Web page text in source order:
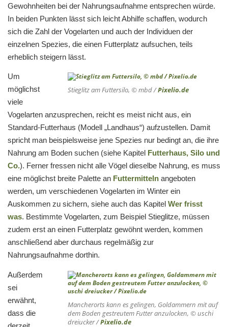
Gewohnheiten bei der Nahrungsaufnahme entsprechen würde.
In beiden Punkten lässt sich leicht Abhilfe schaffen, wodurch
sich die Zahl der Vogelarten und auch der Individuen der
einzelnen Spezies, die einen Futterplatz aufsuchen, teils
erheblich steigern lässt.
Stieglitz am Futtersilo, © mbd /Pixelio.de
Um
möglichst
viele
Vogelarten anzusprechen, reicht es meist nicht aus, ein
Standard-Futterhaus (Modell „Landhaus“) aufzustellen. Damit
spricht man beispielsweise jene Spezies nur bedingt an, die ihre
Nahrung am Boden suchen (siehe Kapitel Futterhaus, Silo und
Co.). Ferner fressen nicht alle Vögel dieselbe Nahrung, es muss
eine möglichst breite Palette an Futtermitteln angeboten
werden, um verschiedenen Vogelarten im Winter ein
Auskommen zu sichern, siehe auch das Kapitel Wer frisst
was. Bestimmte Vogelarten, zum Beispiel Stieglitze, müssen
zudem erst an einen Futterplatz gewöhnt werden, kommen
anschließend aber durchaus regelmäßig zur
Nahrungsaufnahme dorthin.
Mancherorts kann es gelingen, Goldammern mit auf
dem Boden gestreutem Futter anzulocken, © uschi
dreiucker /Pixelio.de
Außerdem
sei
erwähnt,
dass die